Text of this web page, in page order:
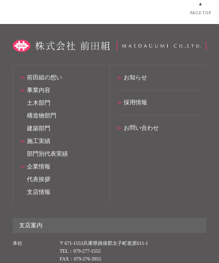
▲
PAGETOP
≫ 前田組の想い
≫ 事業内容
土木部門
構造物部門
建築部門
≫ 施工実績
部門別代表実績
≫ 企業情報
代表挨拶
支店情報
≫ お知らせ
≫ 採用情報
≫ お問い合わせ
支店案内
本社
〒671-1553兵庫県揖保郡太子町老原611-1
TEL：079-277-1555
FAX：079-276-3955